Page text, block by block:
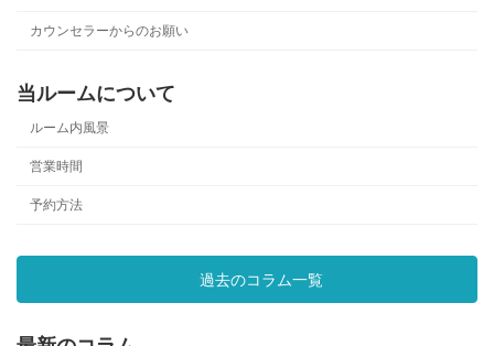
カウンセラーからのお願い
当ルームについて
ルーム内風景
営業時間
予約方法
過去のコラム一覧